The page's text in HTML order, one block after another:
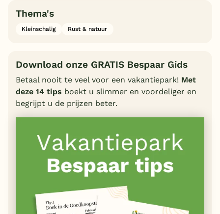
Thema's
Kleinschalig Rust & natuur
Download onze GRATIS Bespaar Gids
Betaal nooit te veel voor een vakantiepark! Met
deze 14 tips boekt u slimmer en voordeliger en
begrijpt u de prijzen beter.